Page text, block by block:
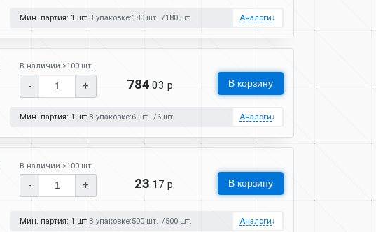
Мин. партия: 1 шт. В упаковке:180 шт. 180 шт. Аналоги↓
В наличии >100 шт.
- + 784.03 р. В корзину
Мин. партия: 1 шт.В упаковке:6 шт. 6 шт. Аналоги↓
В наличии >100 шт.
- + 23.17 р. В корзину
Мин. партия: 1 шт. В упаковке:500 шт. 500 шт. Аналоги↓